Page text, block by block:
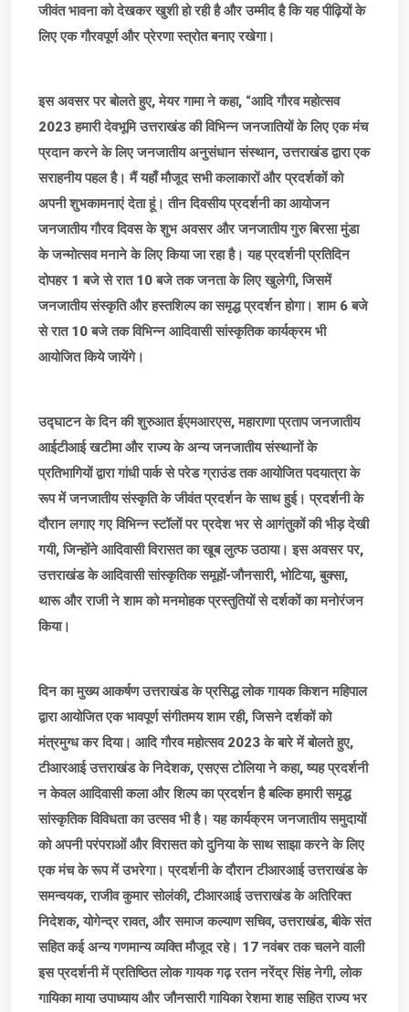
जीवंत भावना को देखकर खुशी हो रही है और उम्मीद है कि यह पीढ़ियों के
लिए एक गौरवपूर्ण और प्रेरणा स्त्रोत बनाए रखेगा।
इस अवसर पर बोलते हुए, मेयर गामा ने कहा, “आदि गौरव महोत्सव
2023 हमारी देवभूमि उत्तराखंड की विभिन्न जनजातियों के लिए एक मंच
प्रदान करने के लिए जनजातीय अनुसंधान संस्थान, उत्तराखंड द्वारा एक
सराहनीय पहल है। मैं यहाँ मौजूद सभी कलाकारों और प्रदर्शकों को
अपनी शुभकामनाएं देता हूं। तीन दिवसीय प्रदर्शनी का आयोजन
जनजातीय गौरव दिवस के शुभ अवसर और जनजातीय गुरु बिरसा मुंडा
के जन्मोत्सव मनाने के लिए किया जा रहा है। यह प्रदर्शनी प्रतिदिन
दोपहर 1 बजे से रात 10 बजे तक जनता के लिए खुलेगी, जिसमें
जनजातीय संस्कृति और हस्तशिल्प का समृद्ध प्रदर्शन होगा। शाम 6 बजे
से रात 10 बजे तक विभिन्न आदिवासी सांस्कृतिक कार्यक्रम भी
आयोजित किये जायेंगे।
उद्घाटन के दिन की शुरुआत ईएमआरएस, महाराणा प्रताप जनजातीय
आईटीआई खटीमा और राज्य के अन्य जनजातीय संस्थानों के
प्रतिभागियों द्वारा गांधी पार्क से परेड ग्राउंड तक आयोजित पदयात्रा के
रूप में जनजातीय संस्कृति के जीवंत प्रदर्शन के साथ हुई। प्रदर्शनी के
दौरान लगाए गए विभिन्न स्टॉलों पर प्रदेश भर से आगंतुकों की भीड़ देखी
गयी, जिन्होंने आदिवासी विरासत का खूब लुत्फ उठाया। इस अवसर पर,
उत्तराखंड के आदिवासी सांस्कृतिक समूहों-जौनसारी, भोटिया, बुक्सा,
थारू और राजी ने शाम को मनमोहक प्रस्तुतियों से दर्शकों का मनोरंजन
किया।
दिन का मुख्य आकर्षण उत्तराखंड के प्रसिद्ध लोक गायक किशन महिपाल
द्वारा आयोजित एक भावपूर्ण संगीतमय शाम रही, जिसने दर्शकों को
मंत्रमुग्ध कर दिया। आदि गौरव महोत्सव 2023 के बारे में बोलते हुए,
टीआरआई उत्तराखंड के निदेशक, एसएस टोलिया ने कहा, ष्यह प्रदर्शनी
न केवल आदिवासी कला और शिल्प का प्रदर्शन है बल्कि हमारी समृद्ध
सांस्कृतिक विविधता का उत्सव भी है। यह कार्यक्रम जनजातीय समुदायों
को अपनी परंपराओं और विरासत को दुनिया के साथ साझा करने के लिए
एक मंच के रूप में उभरेगा। प्रदर्शनी के दौरान टीआरआई उत्तराखंड के
समन्वयक, राजीव कुमार सोलंकी, टीआरआई उत्तराखंड के अतिरिक्त
निदेशक, योगेन्द्र रावत, और समाज कल्याण सचिव, उत्तराखंड, बीके संत
सहित कई अन्य गणमान्य व्यक्ति मौजूद रहे। 17 नवंबर तक चलने वाली
इस प्रदर्शनी में प्रतिष्ठित लोक गायक गढ़ रतन नरेंद्र सिंह नेगी, लोक
गायिका माया उपाध्याय और जौनसारी गायिका रेशमा शाह सहित राज्य भर